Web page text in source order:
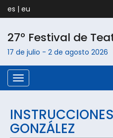
es | eu
27º Festival de
17 de julio - 2 de agosto 2026
Menú
GONZÁLEZ